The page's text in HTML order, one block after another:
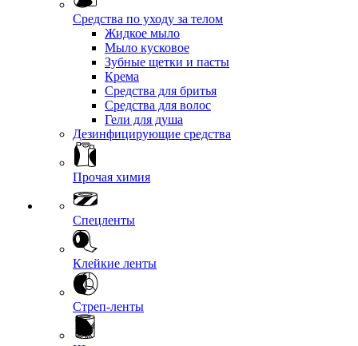
Средства по уходу за телом
Жидкое мыло
Мыло кусковое
Зубные щетки и пасты
Крема
Средства для бритья
Средства для волос
Гели для душа
Дезинфицирующие средства
Прочая химия
Спецленты
Клейкие ленты
Стреп-ленты